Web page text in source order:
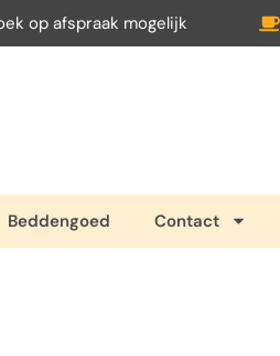
op afspraak mogelijk
Beddengoed Contact